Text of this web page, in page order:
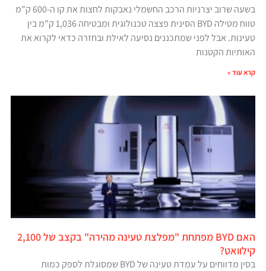
בשעה שרוב יצרניות הרכב החשמלי נאבקות לחצות את קו ה-600 ק"מ
טווח מטילה BYD הסינית פצצה טכנולוגית ומבטיחה 1,036 ק"מ בין
טעינות. אבל לפני שמתכננים נסיעה לאילת ובחזרה כדאי לקרוא את
האותיות הקטנות
קרא עוד »
האם BYD מפתחת "מפלצת טעינה מהירה" בקצב של 2,100
קילוואט?
בסין מדווחים על עמדת טעינה של BYD שמסוגלת לספק כמות